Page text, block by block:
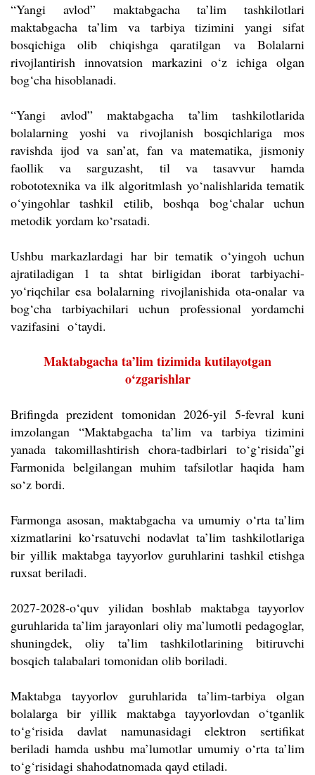
“Yangi avlod” maktabgacha ta’lim tashkilotlari
maktabgacha ta’lim va tarbiya tizimini yangi sifat
bosqichiga olib chiqishga qaratilgan va Bolalarni
rivojlantirish innovatsion markazini o‘z ichiga olgan
bog‘cha hisoblanadi.
“Yangi avlod” maktabgacha ta’lim tashkilotlarida
bolalarning yoshi va rivojlanish bosqichlariga mos
ravishda ijod va san’at, fan va matematika, jismoniy
faollik va sarguzasht, til va tasavvur hamda
robototexnika va ilk algoritmlash yo‘nalishlarida tematik
o‘yingohlar tashkil etilib, boshqa bog‘chalar uchun
metodik yordam ko‘rsatadi.
Ushbu markazlardagi har bir tematik o‘yingoh uchun
ajratiladigan 1 ta shtat birligidan iborat tarbiyachi-
yo‘riqchilar esa bolalarning rivojlanishida ota-onalar va
bog‘cha tarbiyachilari uchun professional yordamchi
vazifasini o‘taydi.
Maktabgacha ta’lim tizimida kutilayotgan
o‘zgarishlar
Brifingda prezident tomonidan 2026-yil 5-fevral kuni
imzolangan “Maktabgacha ta’lim va tarbiya tizimini
yanada takomillashtirish chora-tadbirlari to‘g‘risida”gi
Farmonida belgilangan muhim tafsilotlar haqida ham
so‘z bordi.
Farmonga asosan, maktabgacha va umumiy o‘rta ta’lim
xizmatlarini ko‘rsatuvchi nodavlat ta’lim tashkilotlariga
bir yillik maktabga tayyorlov guruhlarini tashkil etishga
ruxsat beriladi.
2027-2028-o‘quv yilidan boshlab maktabga tayyorlov
guruhlarida ta’lim jarayonlari oliy ma’lumotli pedagoglar,
shuningdek, oliy ta’lim tashkilotlarining bitiruvchi
bosqich talabalari tomonidan olib boriladi.
Maktabga tayyorlov guruhlarida ta’lim-tarbiya olgan
bolalarga bir yillik maktabga tayyorlovdan o‘tganlik
to‘g‘risida davlat namunasidagi elektron sertifikat
beriladi hamda ushbu ma’lumotlar umumiy o‘rta ta’lim
to‘g‘risidagi shahodatnomada qayd etiladi.